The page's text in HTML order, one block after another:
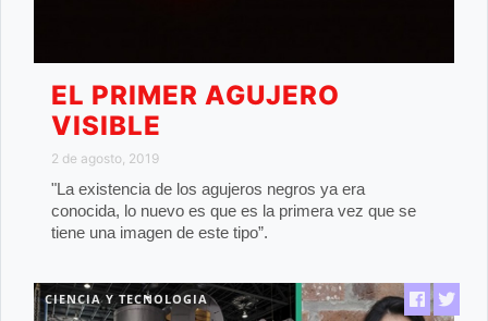
EL PRIMER AGUJERO
VISIBLE
2 de agosto, 2019
"La existencia de los agujeros negros ya era
conocida, lo nuevo es que es la primera vez que se
tiene una imagen de este tipo”.
CIENCIA Y TECNOLOGIA